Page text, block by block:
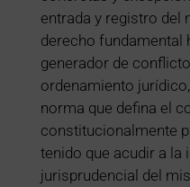
entrada y registro del
derecho fundamental
generador de
ordenamiento
norma que defina el
constitucionalmente
tenido que acudir a la
jurisprudencial del